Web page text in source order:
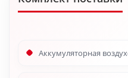
Аккумуляторная